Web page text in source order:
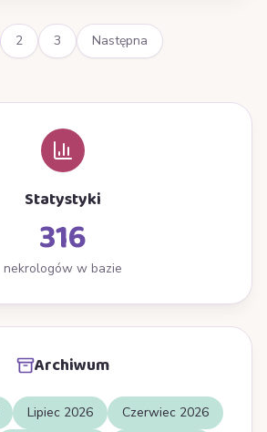
2 3 Następna
Statystyki
316
nekrologów w bazie
Archiwum
Lipiec 2026
Czerwiec 2026